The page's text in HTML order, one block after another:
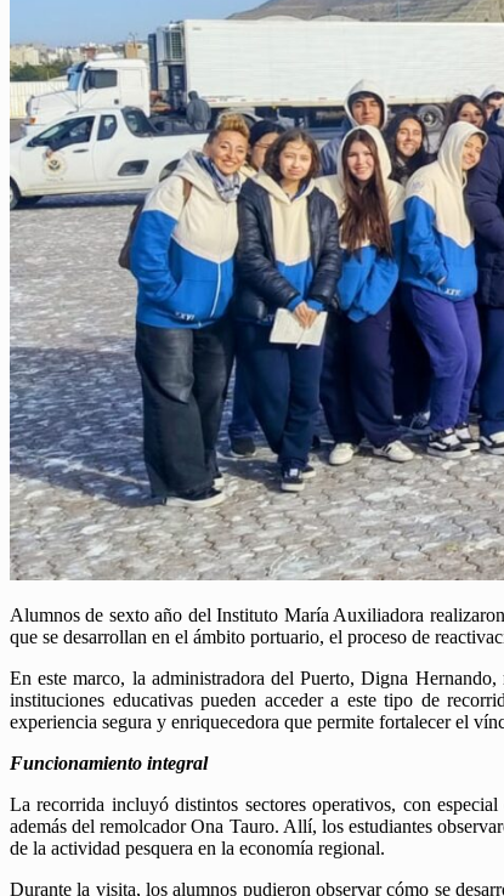
Alumnos de sexto año del Instituto María Auxiliadora
que se desarrollan en el ámbito portuario, el proceso de
En este marco, la administradora del Puerto, Digna
instituciones educativas pueden acceder a este tipo de
experiencia segura y enriquecedora que permite fortalecer el
Funcionamiento integral
La recorrida incluyó distintos sectores operativos, con
además del remolcador Ona Tauro. Allí, los estudiantes
de la actividad pesquera en la economía regional.
Durante la visita, los alumnos pudieron observar cómo se